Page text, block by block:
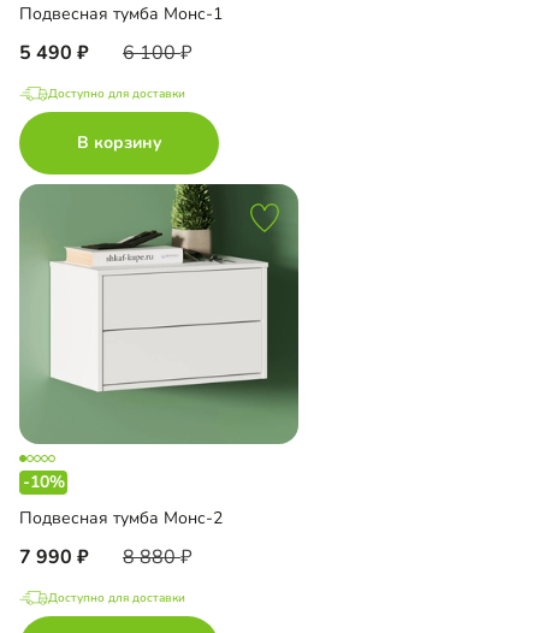
Подвесная тумба Монс-1
5 490 6 100
Доступно для доставки
В корзину
-10%
Подвесная тумба Монс-2
7 990 8 880
Доступно для доставки